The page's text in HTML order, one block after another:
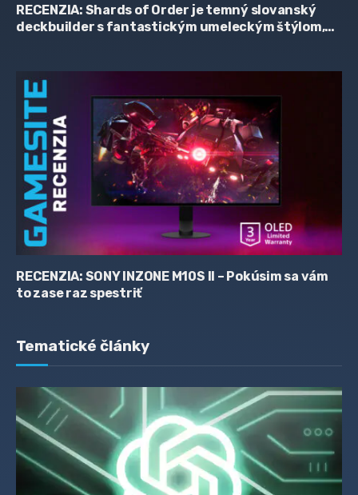
RECENZIA: Shards of Order je temný slovanský
deckbuilder s fantastickým umeleckým štýlom,
RECENZIA: SONY INZONE M10S II – Pokúsim sa vám
to zase raz spestriť
Tematické články